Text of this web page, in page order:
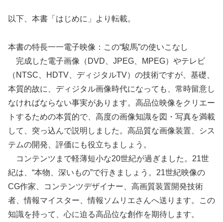
以下、本書「はじめに」より転載。
本書の特長一一電子映像：この“駿馬”の使いこなし
完成した電子画像（DVD、JPEG、MPEG）やテレビ
（NTSC、HDTV、ディジタルTV）の技術ですが、基礎、
本質的故に、ディジタル画像時代になっても、常時留意し
なければならない事実があります。高品位映像をクリエー
トするための本質的で、高度の画像知識を図・写真を満載
して、突っ込んで説明しました。高品質な画像装置、シス
テムの開発、評価にも役立ちましょう。
コンテンツまで軽薄短小な20世紀が過ぎました。21世
紀は、“本物、深いもの”で行きましょう。21世紀映像の
CG作家、コンテンツデザイナー、高画質装置開発技術
者、情報マイスター、情報ソムリエさんへ送ります。この
知識を持って、心に迫る高品位な創作を期待します。